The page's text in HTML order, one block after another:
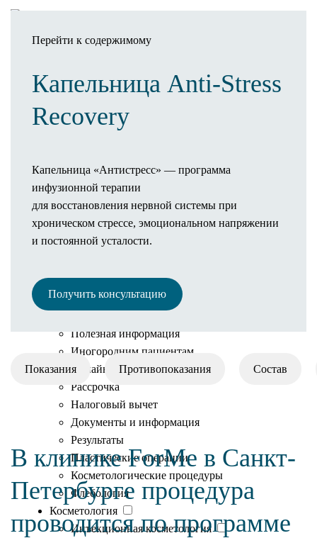
Перейти к содержимому
Записаться
Клиника
3D-тур по клинике
Новости
Статьи
Отзывы
Операционный процесс
Предоперационное обследование
Как проходит операция
Полезная информация
Иногородним пациентам
Онлайн оплата
Рассрочка
Налоговый вычет
Документы и информация
Результаты
Пластические операции
Косметологические процедуры
Флебология
Косметология
Инъекционная косметология
Капельница Anti-Stress
Recovery
Капельница «Антистресс» — программа
инфузионной терапии
для восстановления нервной системы при
хроническом стрессе, эмоциональном напряжении
и постоянной усталости.
Получить консультацию
Показания Противопоказания Состав
В клинике ForMe в Санкт-
Петербурге процедура
проводится по программе